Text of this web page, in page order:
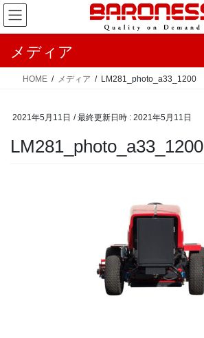
コ
ン
ナ
ビ
メディア
HOME メディア LM281_photo_a33_1200
2021年5月11日 / 最終更新日時 : 2021年5月11日
LM281_photo_a33_1200